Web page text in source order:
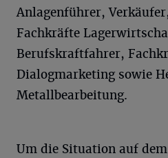
Anlagenführer,
Fachkräfte
Berufskraftfahrer,
Dialogmarketing sowie
Metallbearbeitung.
Um die Situation auf